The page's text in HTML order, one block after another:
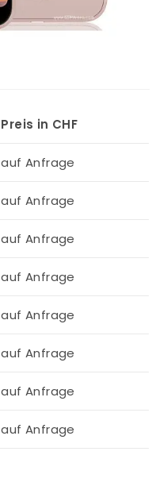
Preis in CHF
auf Anfrage
auf Anfrage
auf Anfrage
auf Anfrage
auf Anfrage
auf Anfrage
auf Anfrage
auf Anfrage